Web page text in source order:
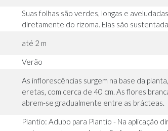
Suas folhas são verdes, longas e
diretamente do rizoma. Elas são
até 2 m
Verão
As inflorescências surgem na base da
eretas, com cerca de 40 cm. As flores
abrem-se gradualmente entre as brácteas.
Plantio: Adubo para Plantio - Na aplicação